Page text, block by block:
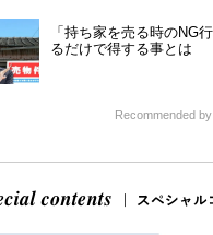
「持ち家を売る時のNG
るだけで得する事とは
Recommended by